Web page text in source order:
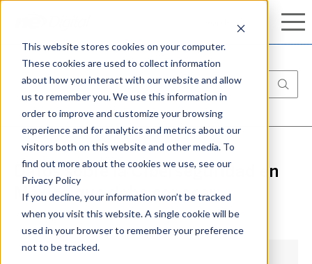
This website stores cookies on your computer.
These cookies are used to collect information
about how you interact with our website and allow
us to remember you. We use this information in
order to improve and customize your browsing
experience and for analytics and metrics about our
visitors both on this website and other media. To
find out more about the cookies we use, see our
Privacy Policy
If you decline, your information won’t be tracked
when you visit this website. A single cookie will be
used in your browser to remember your preference
not to be tracked.
Aprenda más
Datos sobre la Ciberseguridad en
México que debe conocer